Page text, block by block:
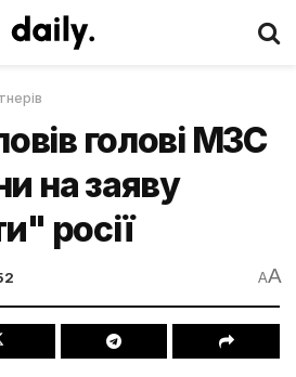
голові МЗС
на заяву
росії
AA